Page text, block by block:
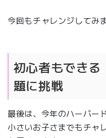
今回もチャレンジしてみ
初心者もできる
題に挑戦
最後は、今年のハーバー
小さいお子さまでもチャ